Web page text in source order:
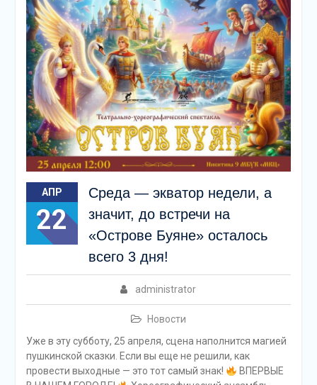
АПР
22
Среда — экватор недели, а
значит, до встречи на
«Острове Буяне» осталось
всего 3 дня!
administrator
Новости
Уже в эту субботу, 25 апреля, сцена наполнится магией
пушкинской сказки. Если вы еще не решили, как
провести выходные — это тот самый знак!
ВПЕРВЫЕ